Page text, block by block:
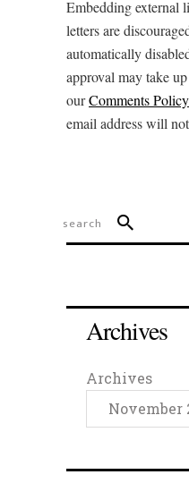
Embedding external
letters are
automatically
approval may take
ourComments Policy
email address will
Archives
Archives